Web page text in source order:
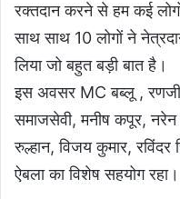
रक्तदान करने से हम कई
साथ साथ 10 लोगों ने
लिया जो बहुत बड़ी बात है।
इस अवसर MC बब्लू ,
समाजसेवी, मनीष कपूर,
रुल्हान, विजय कुमार, रविंदर
ऐबला का विशेष सहयोग रहा।